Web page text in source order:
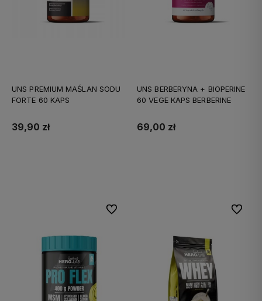
UNS PREMIUM MAŚLAN SODU
FORTE 60 KAPS
39,90 zł
UNS BERBERYNA + BIOPERINE
60 VEGE KAPS BERBERINE
69,00 zł
Do ulubionych Do